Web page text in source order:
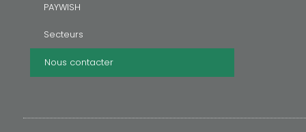
PAYWISH
Secteurs
Nous contacter